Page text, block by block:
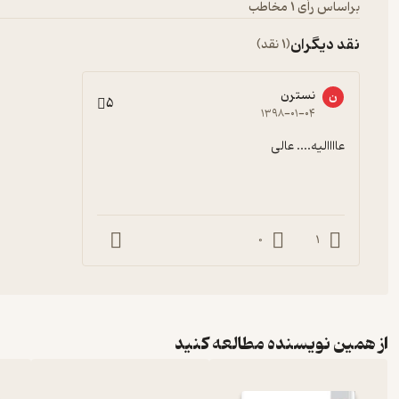
براساس رأی 1 مخاطب
نقد دیگران(1 نقد)
ن نسترن
۱۳۹۸-۰۱-۰۴ 5
عاااالیه.... عالی
1
0
از همین نویسنده مطالعه کنید